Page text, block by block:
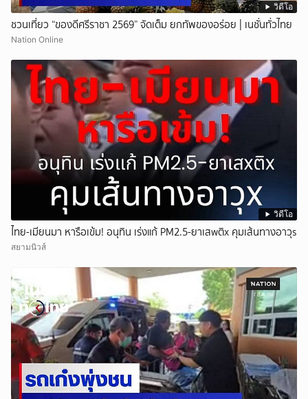
วิดีโอ
ชวนเที่ยว “ของดีศรีราชา 2569” จัดเต็ม ยกทัพของอร่อย | เนชั่นทั่วไทย
Nation Online
วิดีโอ
ไทย-เมียนมา หารือเข้ม! อนุทิน เร่งแก้ PM2.5-ยาเสwติx คุมเส้นทางอาวุs
สยามนิวส์